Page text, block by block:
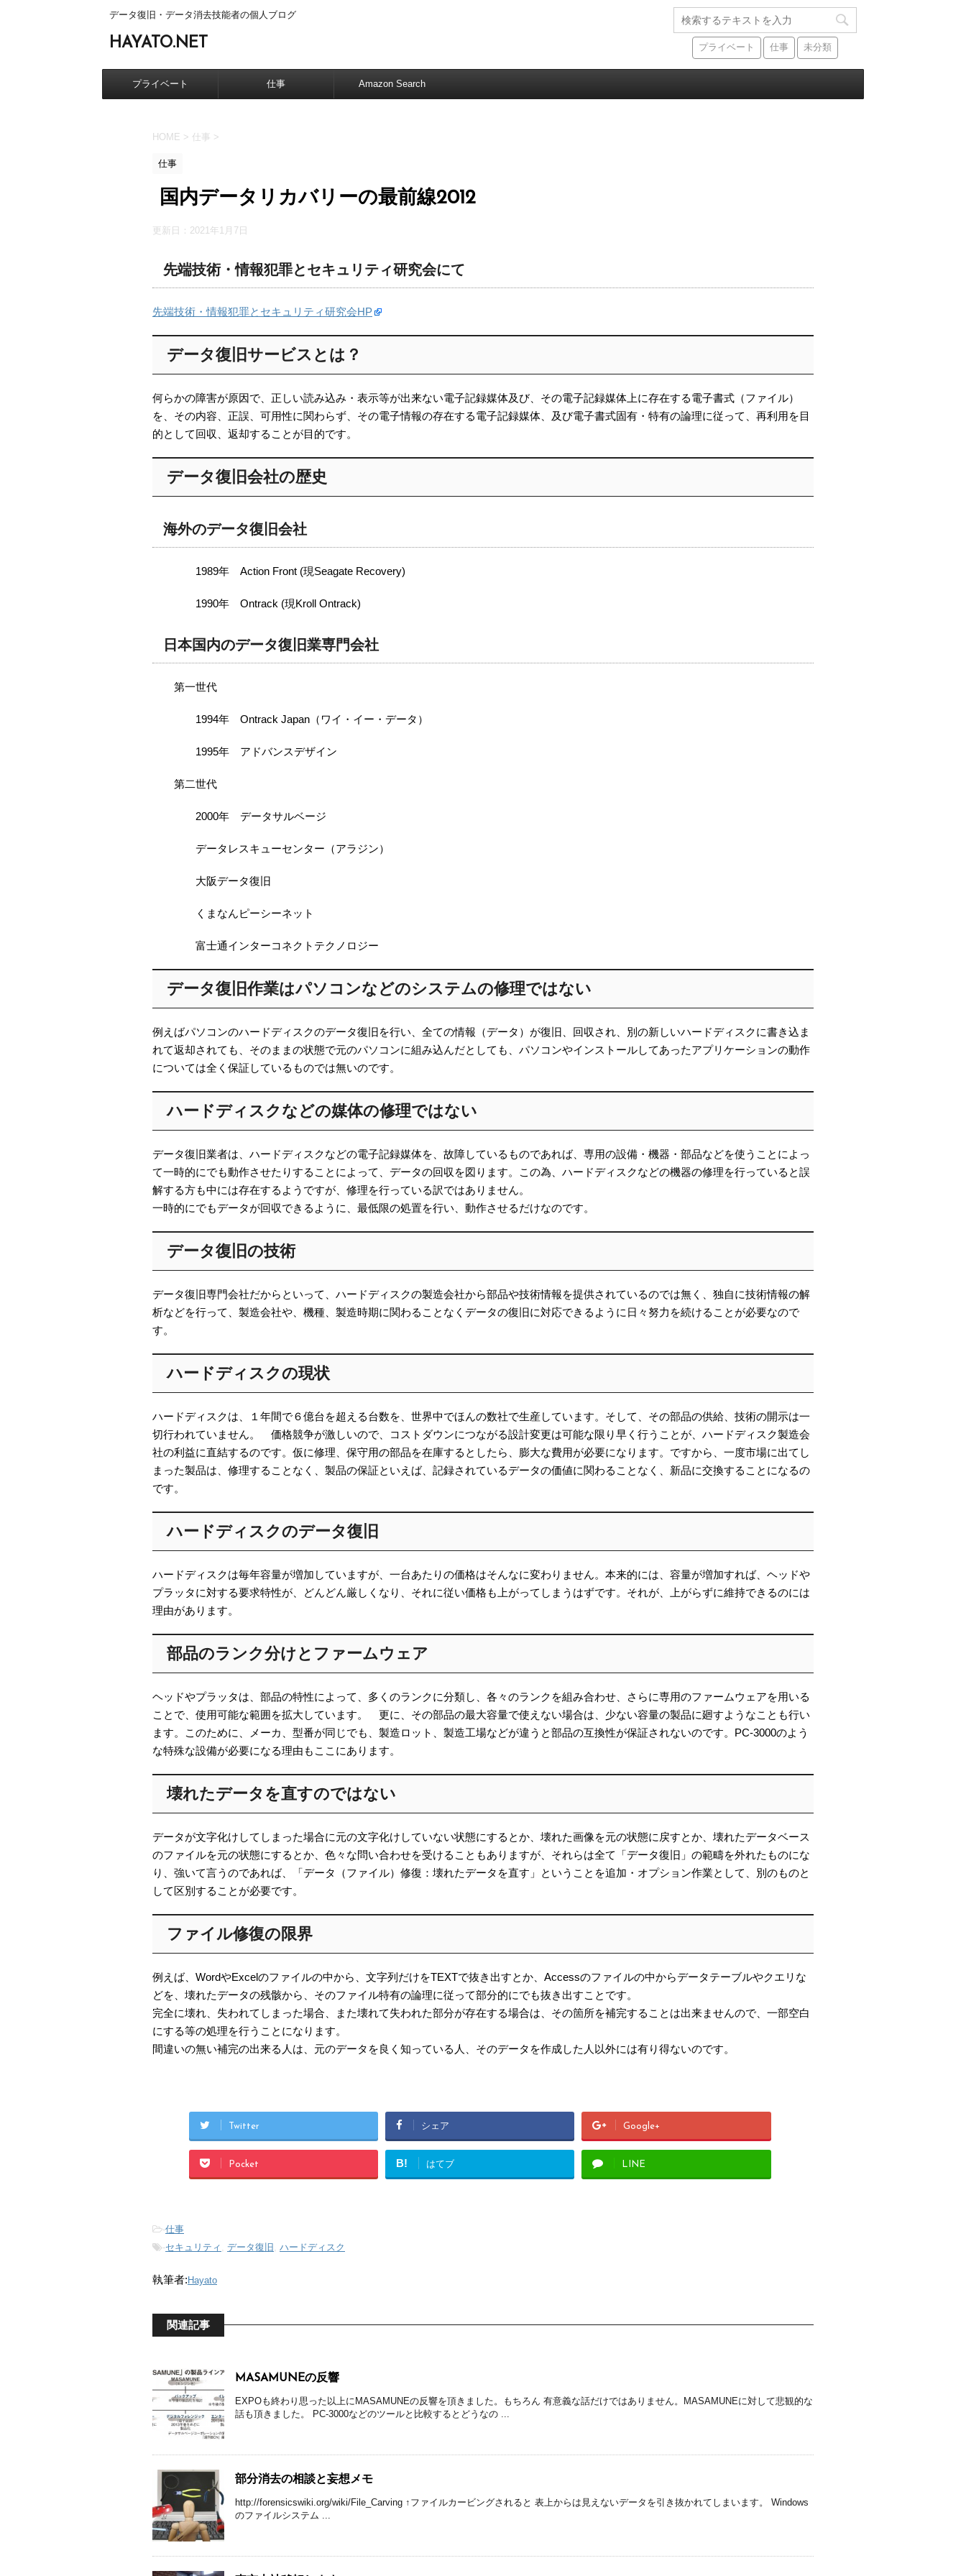
データ復旧・データ消去技能者の個人ブログ
HAYATO.NET プライベート 仕事 未分類
プライベート 仕事 Amazon Search
HOME > 仕事 >
仕事
国内データリカバリーの最前線2012
更新日： 2021年1月7日
先端技術・情報犯罪とセキュリティ研究会にて
先端技術・情報犯罪とセキュリティ研究会HP
データ復旧サービスとは？
何らかの障害が原因で、正しい読み込み・表示等が出来ない電子記録媒体及び、その電子記録媒体上に存在する電子書式（ファイル）
を、その内容、正誤、可用性に関わらず、その電子情報の存在する電子記録媒体、及び電子書式固有・特有の論理に従って、再利用を目
的として回収、返却することが目的です。
データ復旧会社の歴史
海外のデータ復旧会社
1989年 Action Front (現Seagate Recovery)
1990年 Ontrack (現Kroll Ontrack)
日本国内のデータ復旧業専門会社
第一世代
1994年 Ontrack Japan（ワイ・イー・データ）
1995年 アドバンスデザイン
第二世代
2000年 データサルベージ
データレスキューセンター（アラジン）
大阪データ復旧
くまなんピーシーネット
富士通インターコネクトテクノロジー
データ復旧作業はパソコンなどのシステムの修理ではない
例えばパソコンのハードディスクのデータ復旧を行い、全ての情報（データ）が復旧、回収され、別の新しいハードディスクに書き込ま
れて返却されても、そのままの状態で元のパソコンに組み込んだとしても、パソコンやインストールしてあったアプリケーションの動作
については全く保証しているものでは無いのです。
ハードディスクなどの媒体の修理ではない
データ復旧業者は、ハードディスクなどの電子記録媒体を、故障しているものであれば、専用の設備・機器・部品などを使うことによっ
て一時的にでも動作させたりすることによって、データの回収を図ります。この為、ハードディスクなどの機器の修理を行っていると誤
解する方も中には存在するようですが、修理を行っている訳ではありません。
一時的にでもデータが回収できるように、最低限の処置を行い、動作させるだけなのです。
データ復旧の技術
データ復旧専門会社だからといって、ハードディスクの製造会社から部品や技術情報を提供されているのでは無く、独自に技術情報の解
析などを行って、製造会社や、機種、製造時期に関わることなくデータの復旧に対応できるように日々努力を続けることが必要なので
す。
ハードディスクの現状
ハードディスクは、１年間で６億台を超える台数を、世界中でほんの数社で生産しています。そして、その部品の供給、技術の開示は一
切行われていません。 価格競争が激しいので、コストダウンにつながる設計変更は可能な限り早く行うことが、ハードディスク製造会
社の利益に直結するのです。仮に修理、保守用の部品を在庫するとしたら、膨大な費用が必要になります。ですから、一度市場に出てし
まった製品は、修理することなく、製品の保証といえば、記録されているデータの価値に関わることなく、新品に交換することになるの
です。
ハードディスクのデータ復旧
ハードディスクは毎年容量が増加していますが、一台あたりの価格はそんなに変わりません。本来的には、容量が増加すれば、ヘッドや
プラッタに対する要求特性が、どんどん厳しくなり、それに従い価格も上がってしまうはずです。それが、上がらずに維持できるのには
理由があります。
部品のランク分けとファームウェア
ヘッドやプラッタは、部品の特性によって、多くのランクに分類し、各々のランクを組み合わせ、さらに専用のファームウェアを用いる
ことで、使用可能な範囲を拡大しています。 更に、その部品の最大容量で使えない場合は、少ない容量の製品に廻すようなことも行い
ます。このために、メーカ、型番が同じでも、製造ロット、製造工場などが違うと部品の互換性が保証されないのです。PC-3000のよう
な特殊な設備が必要になる理由もここにあります。
壊れたデータを直すのではない
データが文字化けしてしまった場合に元の文字化けしていない状態にするとか、壊れた画像を元の状態に戻すとか、壊れたデータベース
のファイルを元の状態にするとか、色々な問い合わせを受けることもありますが、それらは全て「データ復旧」の範疇を外れたものにな
り、強いて言うのであれば、「データ（ファイル）修復：壊れたデータを直す」ということを追加・オプション作業として、別のものと
して区別することが必要です。
ファイル修復の限界
例えば、WordやExcelのファイルの中から、文字列だけをTEXTで抜き出すとか、Accessのファイルの中からデータテーブルやクエリな
どを、壊れたデータの残骸から、そのファイル特有の論理に従って部分的にでも抜き出すことです。
完全に壊れ、失われてしまった場合、また壊れて失われた部分が存在する場合は、その箇所を補完することは出来ませんので、一部空白
にする等の処理を行うことになります。
間違いの無い補完の出来る人は、元のデータを良く知っている人、そのデータを作成した人以外には有り得ないのです。
Twitter シェア Google+
Pocket B! はてブ LINE
-仕事
-セキュリティ , データ復旧 , ハードディスク
執筆者: Hayato
関連記事
MASAMUNEの反響
EXPOも終わり思った以上にMASAMUNEの反響を頂きました。もちろん 有意義な話だけではありません。MASAMUNEに対して悲観的な
話も頂きました。 PC-3000などのツールと比較するとどうなの ...
部分消去の相談と妄想メモ
http://forensicswiki.org/wiki/File_Carving ↑ファイルカービングされると 表上からは見えないデータを引き抜かれてしまいます。 Windows
のファイルシステム ...